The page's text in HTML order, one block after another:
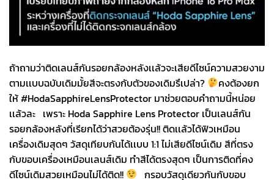
ถ้าถามว่าติดเลนส์กันรอยกล้องหลังเเล้วจะเสียดีไซน์ความสวยงาม
ตามเเบบฉบับเดิมมั้ยสีจะตรงกับตัวของเดิมรึเปล่า?
คงต้องยก
ให้ #HodaSapphireLensProtector มาช่วยตอบคำถามนี้หน่อย
เเล้วละ เพราะ Hoda Sapphire Lens Protector เป็นเลนส์กัน
รอยกล้องหลังที่เรียกได้ว่าสวยต้องรุ่น!! ติดเเล้วได้ฟิวเหมือน
เครื่องเดิมสุดๆ วัสดุเทียบกันได้เเบบ 1:1 ไม่เสียดีไซน์เดิม สีที่ตรง
กับขอบเครื่องเหมือนเลนส์เดิม ทำสีได้ตรงสุดๆ เป็นการติดที่คง
ดีไซน์เดิมสวยเหมือนไม่ได้ติด!!
กรอบวัสดุเดียวกันกับขอบ